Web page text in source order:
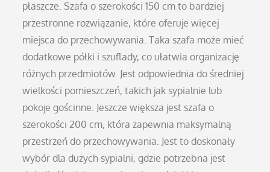
płaszcze. Szafa o szerokości 150 cm to bardziej
przestronne rozwiązanie, które oferuje więcej
miejsca do przechowywania. Taka szafa może mieć
dodatkowe półki i szuflady, co ułatwia organizację
różnych przedmiotów. Jest odpowiednia do średniej
wielkości pomieszczeń, takich jak sypialnie lub
pokoje gościnne. Jeszcze większa jest szafa o
szerokości 200 cm, która zapewnia maksymalną
przestrzeń do przechowywania. Jest to doskonały
wybór dla dużych sypialni, gdzie potrzebna jest